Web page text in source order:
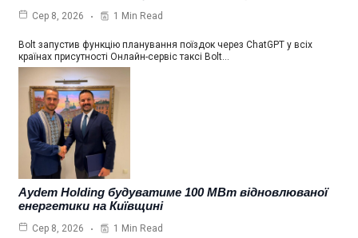
Сер 8, 2026 1 Min Read
Bolt запустив функцію планування поїздок через ChatGPT у всіх
країнах присутності Онлайн-сервіс таксі Bolt…
Aydem Holding будуватиме 100 МВт відновлюваної
енергетики на Київщині
Сер 8, 2026 1 Min Read